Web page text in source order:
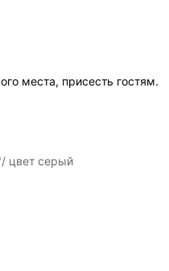
места, присесть гостям.
цвет серый